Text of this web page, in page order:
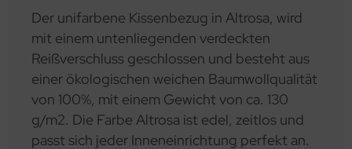
Der unifarbene Kissenbezug in Altrosa, wird
mit einem untenliegenden verdeckten
Reißverschluss geschlossen und besteht aus
einer ökologischen weichen Baumwollqualität
von 100%, mit einem Gewicht von ca. 130
g/m2. Die Farbe Altrosa ist edel, zeitlos und
passt sich jeder Inneneinrichtung perfekt an.